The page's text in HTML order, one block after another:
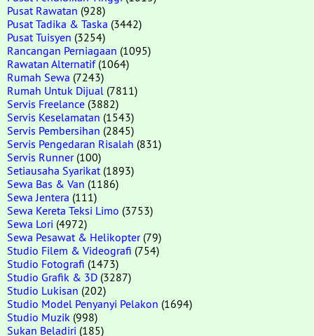
Pusat Rawatan (928)
Pusat Tadika & Taska (3442)
Pusat Tuisyen (3254)
Rancangan Perniagaan (1095)
Rawatan Alternatif(1064)
Rumah Sewa (7243)
Rumah Untuk Dijual (7811)
Servis Freelance (3882)
Servis Keselamatan (1543)
Servis Pembersihan (2845)
Servis Pengedaran Risalah (831)
Servis Runner(100)
Setiausaha Syarikat (1893)
Sewa Bas & Van (1186)
Sewa Jentera (111)
Sewa Kereta Teksi Limo (3753)
Sewa Lori (4972)
Sewa Pesawat & Helikopter(79)
Studio Filem & Videografi (754)
Studio Fotografi (1473)
Studio Grafik & 3D (3287)
Studio Lukisan (202)
Studio Model Penyanyi Pelakon (1694)
Studio Muzik (998)
Sukan Beladiri (185)